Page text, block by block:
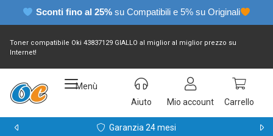
Sconti fino al 25% su Compatibili e 5% su Originali
Toner compatibile Oki 43837129 GIALLO al miglior al miglior prezzo su
Internet!
Menù
Aiuto
Mio account Carrello
Garanzia 24 mesi